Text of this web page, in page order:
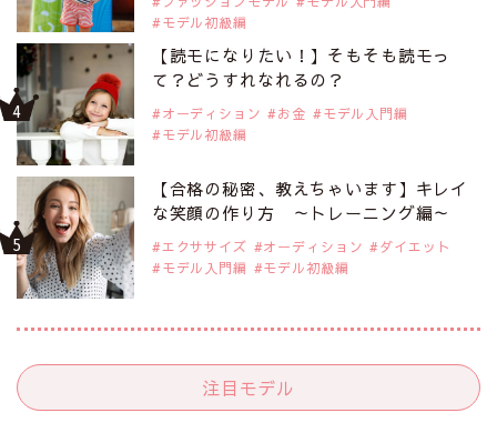
モデル初級編
【読モになりたい！】そもそも読モっ
て？どうすれなれるの？
オーディション お金
モデル入門編
モデル初級編
【合格の秘密、教えちゃいます】キレイ
な笑顔の作り方 ～トレーニング編～
エクササイズ オーディション
ダイエット
モデル入門編
モデル初級編
注目モデル